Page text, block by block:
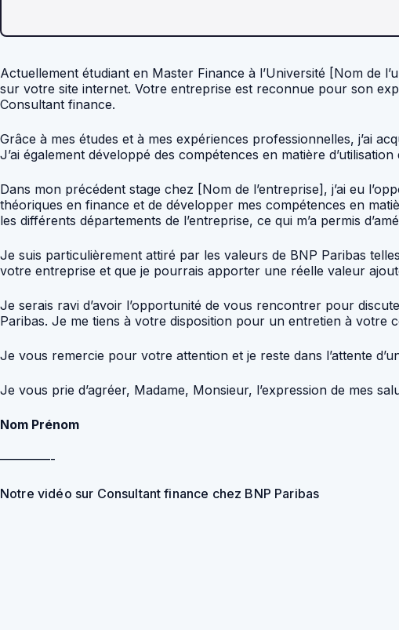
Actuellement étudiant en Master Finance à l’Université [Nom de
sur votre site internet. Votre entreprise est reconnue pour son
Consultant finance.
Grâce à mes études et à mes expériences professionnelles, j’ai
J’ai également développé des compétences en matière
Dans mon précédent stage chez [Nom de l’entreprise], j’ai eu
théoriques en finance et de développer mes compétences en
les différents départements de l’entreprise, ce qui m’a permis
Je suis particulièrement attiré par les valeurs de BNP Paribas
votre entreprise et que je pourrais apporter une réelle valeur
Je serais ravi d’avoir l’opportunité de vous rencontrer pour
Paribas. Je me tiens à votre disposition pour un entretien à votre
Je vous remercie pour votre attention et je reste dans l’attente
Je vous prie d’agréer, Madame, Monsieur, l’expression de mes
Nom Prénom
————-
Notre vidéo sur Consultant finance chez BNP Paribas